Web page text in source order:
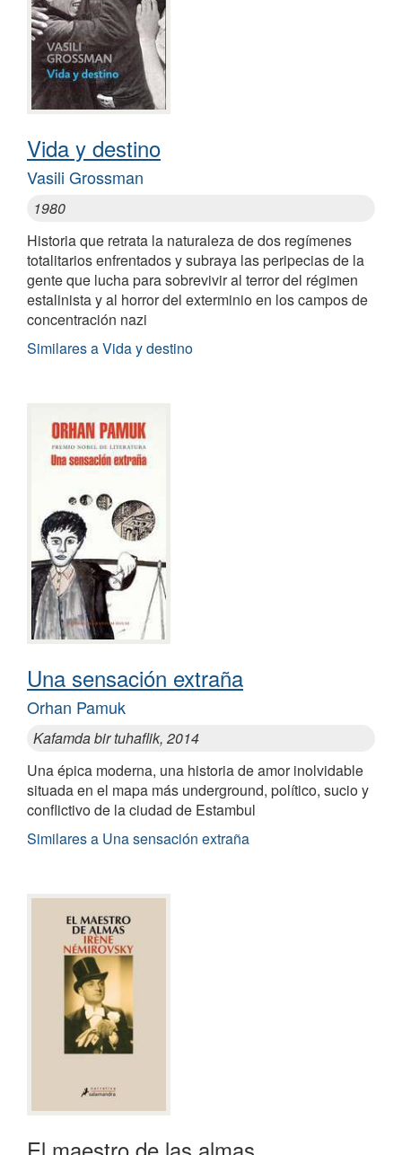
Vida y destino
Vasili Grossman
1980
Historia que retrata la naturaleza de dos regímenes
totalitarios enfrentados y subraya las peripecias de la
gente que lucha para sobrevivir al terror del régimen
estalinista y al horror del exterminio en los campos de
concentración nazi
Similares a Vida y destino
Una sensación extraña
Orhan Pamuk
Kafamda bir tuhaflik, 2014
Una épica moderna, una historia de amor inolvidable
situada en el mapa más underground, político, sucio y
conflictivo de la ciudad de Estambul
Similares a Una sensación extraña